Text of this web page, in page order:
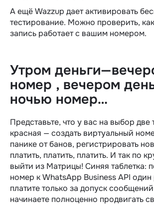
А ещё Wazzup дает активировать
тестирование. Можно проверить,
запись работает с вашим номером.
Утром
номер , вечером
ночью номер…
Представьте, что у вас на выбор две
красная — создать виртуальный
панике от банов, регистрировать
платить, платить, платить. И так по
выйти из Матрицы! Синяя таблетка:
номер к WhatsApp Business API один
платите только за допуск
начинаете полноценно продвигать